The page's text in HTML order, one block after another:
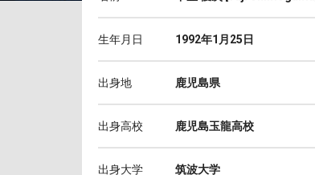
生年月日 1992年1月25日
出身地 鹿児島県
出身高校 鹿児島玉龍高校
出身大学 筑波大学